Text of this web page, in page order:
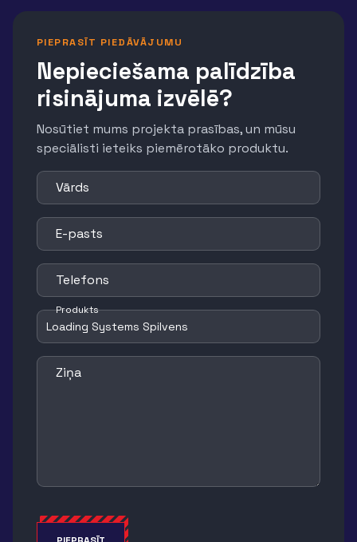
PIEPRASĪT PIEDĀVĀJUMU
Nepieciešama palīdzība
risinājuma izvēlē?
Nosūtiet mums projekta prasības, un mūsu
speciālisti ieteiks piemērotāko produktu.
Vārds
E-pasts
Telefons
Produkts
Ziņa